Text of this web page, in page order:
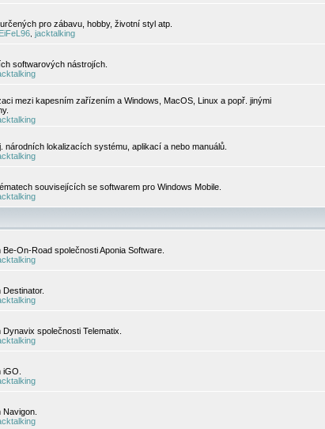
pro zábavu, hobby, životní styl atp.
EiFeL96 jacktalking
softwarových nástrojích.
mezi kapesním zařízením a Windows, MacOS, Linux a popř. jinými
národních lokalizacích systému, aplikací a nebo manuálů.
souvisejících se softwarem pro Windows Mobile.
On-Road společnosti Aponia Software.
společnosti Telematix.